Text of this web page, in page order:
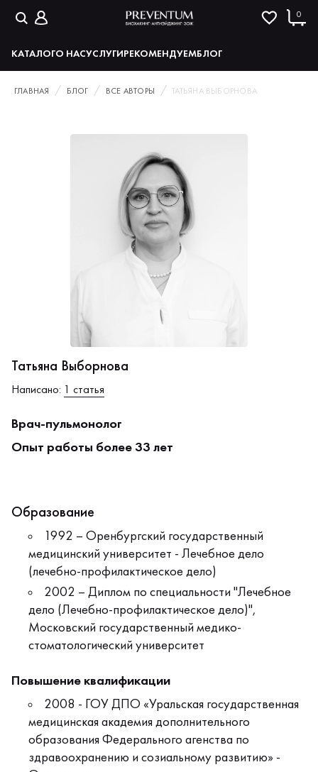
0
КАТАЛОГО НАСУСЛУГИРЕКОМЕНДУЕМБЛОГ
ГЛАВНАЯ БЛОГ ВСЕ АВТОРЫ ТАТЬЯНА ВЫБОРНОВА
Татьяна Выборнова
Написано: 1 статья
Врач-пульмонолог
Опыт работы более 33 лет
Образование
1992 – Оренбургский государственный
медицинский университет - Лечебное дело
(лечебно-профилактическое дело)
2002 – Диплом по специальности "Лечебное
дело (Лечебно-профилактическое дело)",
Московский государственный медико-
стоматологический университет
Повышение квалификации
2008 - ГОУ ДПО «Уральская государственная
медицинская академия дополнительного
образования Федерального агенства по
здравоохранению и созиальному развитию» -